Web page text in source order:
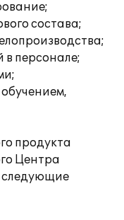
состава;
в персонале;
продукта
Центра